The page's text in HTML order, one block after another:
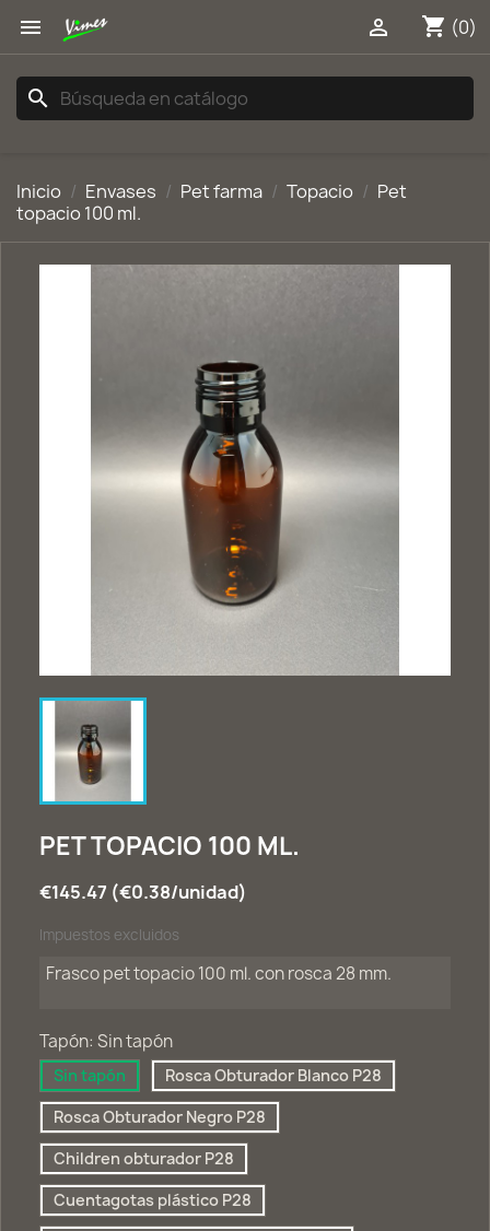
 shopping_cart (0)

search
Inicio Envases Pet farma Topacio
Pet
topacio 100 ml.
PET TOPACIO 100 ML.
€145.47 (€0.38/unidad)
Impuestos excluidos
Frasco pet topacio 100 ml. con rosca 28 mm.
Tapón: Sin tapón
Sin tapón
Rosca Obturador Blanco P28
Rosca Obturador Negro P28
Children obturador P28
Cuentagotas plástico P28